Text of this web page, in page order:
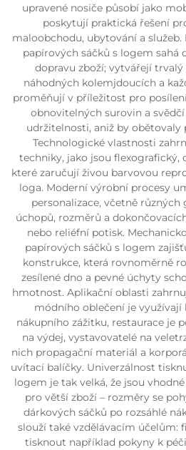
upravené nosiče působí jako
poskytují praktická řešení
maloobchodu, ubytování a
papírových sáčků s logem sahá
dopravu zboží; vytvářejí
náhodných kolemjdoucích a
proměňují v příležitost pro
obnovitelných surovin a
udržitelnosti, aniž by obětovaly
Technologické vlastnosti
techniky, jako jsou flexografický,
které zaručují živou barvovou
loga. Moderní výrobní procesy
personalizace, včetně
úchopů, rozměrů a
nebo reliéfní potisk.
papírových sáčků s logem
konstrukce, která rovnoměrně
zesílené dno a pevné úchyty
hmotnost. Aplikační oblasti
módního oblečení je využívají
nákupního zážitku, restaurace je
na výdej, vystavovatelé na
nich propagační materiál a
uvítací balíčky. Univerzálnost
logem je tak velká, že jsou
pro větší zboží – rozměry se
dárkových sáčků po rozsáhlé
slouží také vzdělávacím účelům:
tisknout například pokyny k